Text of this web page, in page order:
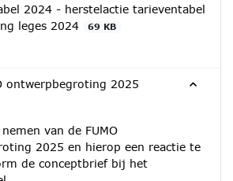
2024 - herstelactie tarieventabel
leges 2024
69 KB
ontwerpbegroting 2025
van de FUMO
2025 en hierop een reactie te
de conceptbrief bij het